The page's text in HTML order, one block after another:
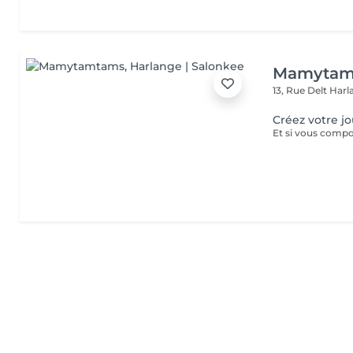
13, Rue Delt
Créez votre